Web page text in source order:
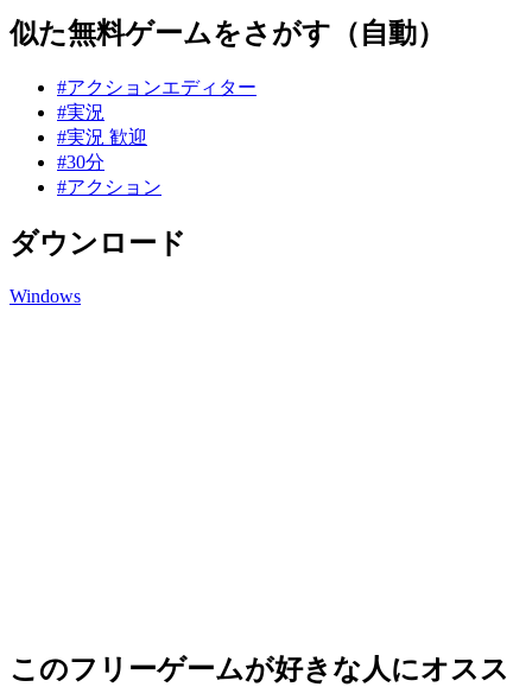
似た無料ゲームをさがす（自動）
#アクションエディター
#実況
#実況 歓迎
#30分
#アクション
ダウンロード
Windows
このフリーゲームが好きな人にオスス